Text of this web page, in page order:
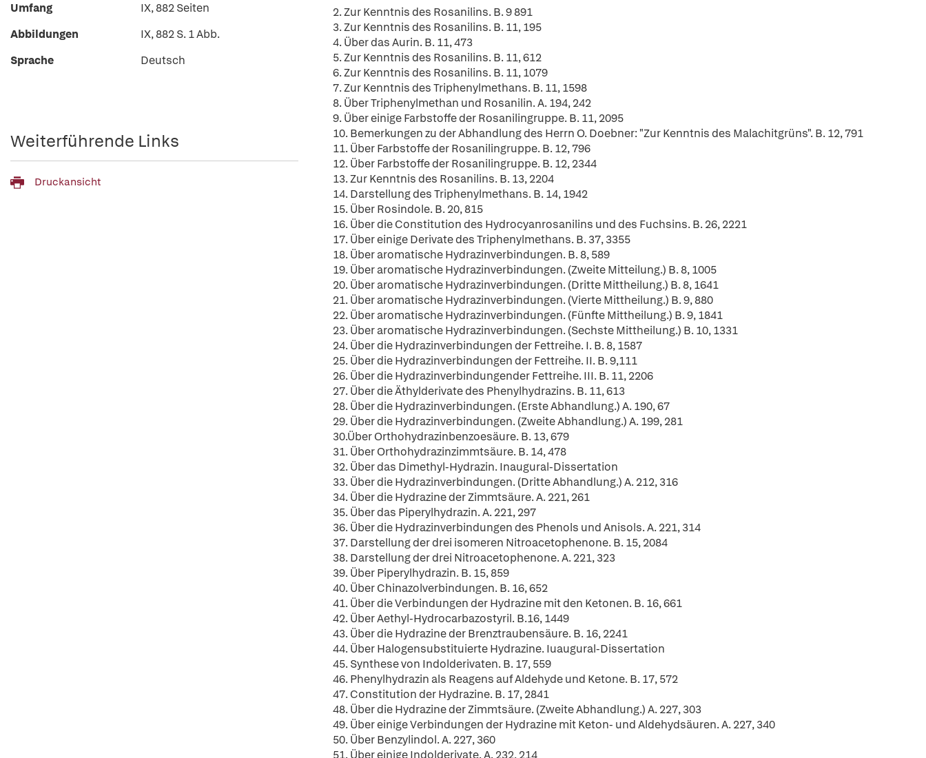
2. Zur Kenntnis des Rosanilins. B. 9 891
3. Zur Kenntnis des Rosanilins. B. 11, 195
4. Über das Aurin. B. 11, 473
5. Zur Kenntnis des Rosanilins. B. 11, 612
6. Zur Kenntnis des Rosanilins. B. 11, 1079
7. Zur Kenntnis des Triphenylmethans. B. 11, 1598
8. Über Triphenylmethan und Rosanilin. A. 194, 242
9. Über einige Farbstoffe der Rosanilingruppe. B. 11, 2095
10. Bemerkungen zu der Abhandlung des Herrn O. Doebner: "Zur Kenntnis des Malachitgrüns". B. 12, 791
11. Über Farbstoffe der Rosanilingruppe. B. 12, 796
12. Über Farbstoffe der Rosanilingruppe. B. 12, 2344
13. Zur Kenntnis des Rosanilins. B. 13, 2204
14. Darstellung des Triphenylmethans. B. 14, 1942
15. Über Rosindole. B. 20, 815
16. Über die Constitution des Hydrocyanrosanilins und des Fuchsins. B. 26, 2221
17. Über einige Derivate des Triphenylmethans. B. 37, 3355
18. Über aromatische Hydrazinverbindungen. B. 8, 589
19. Über aromatische Hydrazinverbindungen. (Zweite Mitteilung.) B. 8, 1005
20. Über aromatische Hydrazinverbindungen. (Dritte Mittheilung.) B. 8, 1641
21. Über aromatische Hydrazinverbindungen. (Vierte Mittheilung.) B. 9, 880
22. Über aromatische Hydrazinverbindungen. (Fünfte Mittheilung.) B. 9, 1841
23. Über aromatische Hydrazinverbindungen. (Sechste Mittheilung.) B. 10, 1331
24. Über die Hydrazinverbindungen der Fettreihe. I. B. 8, 1587
25. Über die Hydrazinverbindungen der Fettreihe. II. B. 9,111
26. Über die Hydrazinverbindungender Fettreihe. III. B. 11, 2206
27. Über die Äthylderivate des Phenylhydrazins. B. 11, 613
28. Über die Hydrazinverbindungen. (Erste Abhandlung.) A. 190, 67
29. Über die Hydrazinverbindungen. (Zweite Abhandlung.) A. 199, 281
30.Über Orthohydrazinbenzoesäure. B. 13, 679
31. Über Orthohydrazinzimmtsäure. B. 14, 478
32. Über das Dimethyl-Hydrazin. Inaugural-Dissertation
33. Über die Hydrazinverbindungen. (Dritte Abhandlung.) A. 212, 316
34. Über die Hydrazine der Zimmtsäure. A. 221, 261
35. Über das Piperylhydrazin. A. 221, 297
36. Über die Hydrazinverbindungen des Phenols und Anisols. A. 221, 314
37. Darstellung der drei isomeren Nitroacetophenone. B. 15, 2084
38. Darstellung der drei Nitroacetophenone. A. 221, 323
39. Über Piperylhydrazin. B. 15, 859
40. Über Chinazolverbindungen. B. 16, 652
41. Über die Verbindungen der Hydrazine mit den Ketonen. B. 16, 661
42. Über Aethyl-Hydrocarbazostyril. B.16, 1449
43. Über die Hydrazine der Brenztraubensäure. B. 16, 2241
44. Über Halogensubstituierte Hydrazine. Iuaugural-Dissertation
45. Synthese von Indolderivaten. B. 17, 559
46. Phenylhydrazin als Reagens auf Aldehyde und Ketone. B. 17, 572
47. Constitution der Hydrazine. B. 17, 2841
48. Über die Hydrazine der Zimmtsäure. (Zweite Abhandlung.) A. 227, 303
49. Über einige Verbindungen der Hydrazine mit Keton- und Aldehydsäuren. A. 227, 340
50. Über Benzylindol. A. 227, 360
51. Über einige Indolderivate. A. 232, 214
Umfang
IX, 882 Seiten
Abbildungen
IX, 882 S. 1 Abb.
Sprache
Deutsch
Weiterführende Links
Druckansicht